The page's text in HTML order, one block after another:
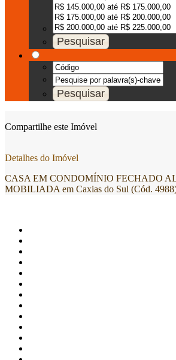
Compartilhe este Imóvel
Detalhes do Imóvel
CASA EM CONDOMÍNIO FECHADO
MOBILIADA em Caxias do Sul (Cód.